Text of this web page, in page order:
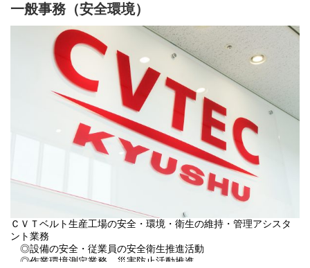
一般事務（安全環境）
ＣＶＴベルト生産工場の安全・環境・衛生の維持・管理アシスタ
ント業務
◎設備の安全・従業員の安全衛生推進活動
◎作業環境測定業務、災害防止活動推進